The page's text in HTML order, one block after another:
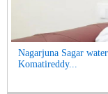
Nagarjuna Sagar
Komatireddy...